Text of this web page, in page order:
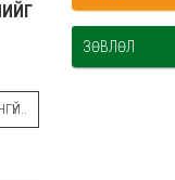
ЗӨВЛӨЛ